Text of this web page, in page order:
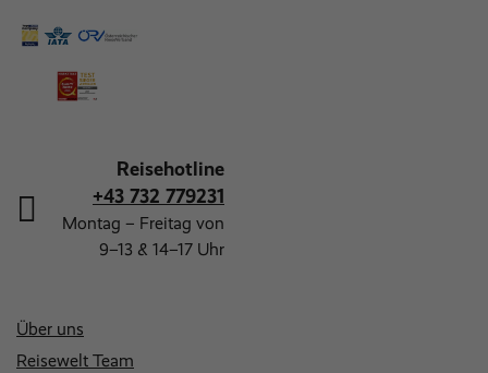
Über uns
Reisewelt Team
Reisehotline
+43 732 779231
Montag – Freitag von
9–13 & 14–17 Uhr